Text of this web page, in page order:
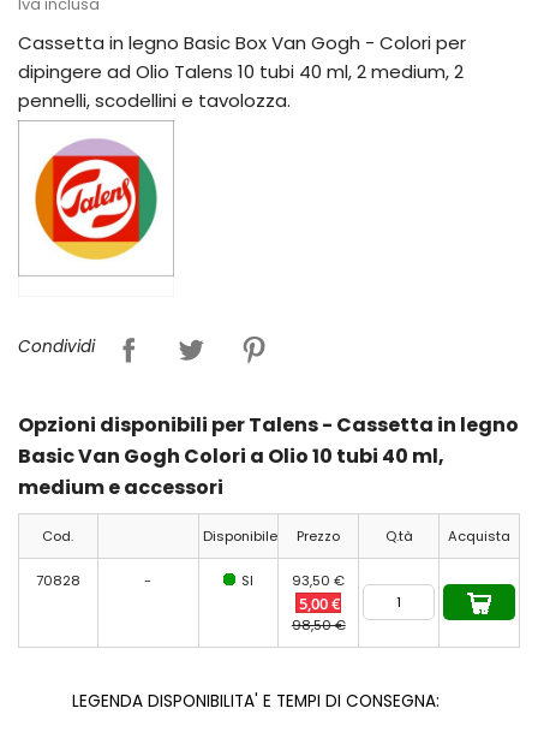
Iva inclusa
Cassetta in legno Basic Box Van Gogh - Colori per
dipingere ad Olio Talens 10 tubi 40 ml, 2 medium, 2
pennelli, scodellini e tavolozza.
Condividi
Opzioni disponibili per Talens - Cassetta in legno
Basic Van Gogh Colori a Olio 10 tubi 40 ml,
medium e accessori
Cod. Disponibile Prezzo Q.tà Acquista
70828 - SI 93,50 €
5,00 €
98,50 €
LEGENDA DISPONIBILITA' E TEMPI DI CONSEGNA: